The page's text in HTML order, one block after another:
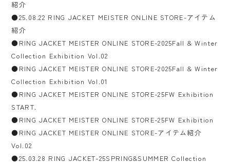
紹介
●25.08.22 RING JACKET MEISTER ONLINE STORE-アイテム
紹介
●RING JACKET MEISTER ONLINE STORE-2025Fall & Winter
Collection Exhibition Vol.02
●RING JACKET MEISTER ONLINE STORE-2025Fall & Winter
Collection Exhibition Vol.01
●RING JACKET MEISTER ONLINE STORE-25FW Exhibition
START.
●RING JACKET MEISTER ONLINE STORE-25FW Exhibition
●RING JACKET MEISTER ONLINE STORE-アイテム紹介
Vol.02
●25.03.28 RING JACKET-25SPRING&SUMMER Collection